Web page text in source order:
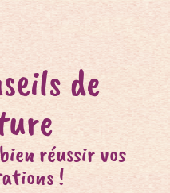
de
réussir vos
!